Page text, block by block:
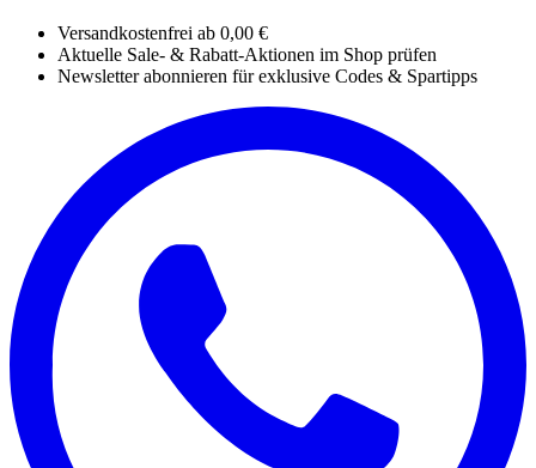
Versandkostenfrei ab 0,00 €
Aktuelle Sale- & Rabatt-Aktionen im Shop prüfen
Newsletter abonnieren für exklusive Codes & Spartipps